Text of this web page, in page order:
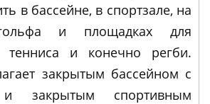
в бассейне, в спортзале, на
и площадках для
тенниса и конечно регби.
закрытым бассейном с
и закрытым спортивным